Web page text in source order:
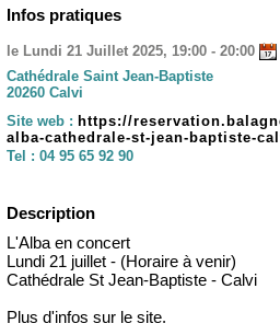
Infos pratiques
le Lundi 21 Juillet 2025, 19:00 - 20:00
Cathédrale Saint Jean-Baptiste
20260 Calvi
Site web : https://
alba-cathedrale-st-jean-baptiste-
Tel : 04 95 65 92 90
Description
L'Alba en concert
Lundi 21 juillet - (Horaire à venir)
Cathédrale St Jean-Baptiste - Calvi
Plus d'infos sur le site.